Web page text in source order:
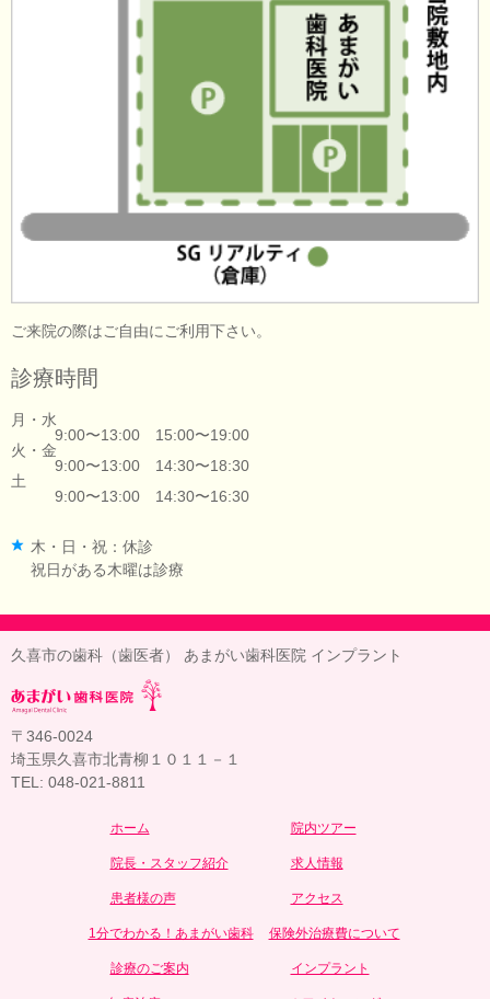
ご来院の際はご自由にご利用下さい。
診療時間
月・水
9:00〜13:00 15:00〜19:00
火・金
9:00〜13:00 14:30〜18:30
土
9:00〜13:00 14:30〜16:30
木・日・祝：休診
祝日がある木曜は診療
久喜市の歯科（歯医者） あまがい歯科医院 インプラント
〒346-0024
埼玉県久喜市北青柳１０１１－１
TEL: 048-021-8811
ホーム 院内ツアー
院長・スタッフ紹介 求人情報
患者様の声 アクセス
1分でわかる！あまがい歯科 保険外治療費について
診療のご案内 インプラント